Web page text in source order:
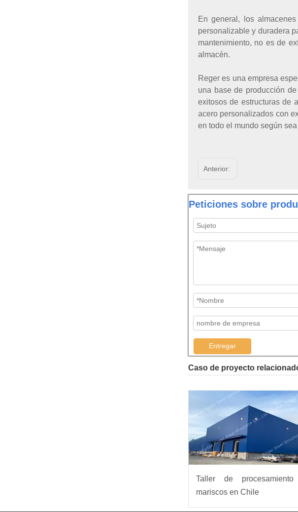
En general, los
personalizable y duradera
mantenimiento, no es de
almacén.
Reger es una empresa
una base de producción
exitosos de estructuras de
acero personalizados con
en todo el mundo según
Anterior:
Peticiones sobre
Entregar
Caso de proyecto
Taller de
mariscos en Chile